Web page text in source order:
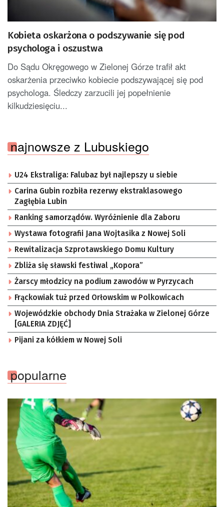
Kobieta oskarżona o podszywanie się pod
psychologa i oszustwa
Do Sądu Okręgowego w Zielonej Górze trafił akt
oskarżenia przeciwko kobiecie podszywającej się pod
psychologa. Śledczy zarzucili jej popełnienie
kilkudziesięciu...
najnowsze z Lubuskiego
U24 Ekstraliga: Falubaz był najlepszy u siebie
Carina Gubin rozbiła rezerwy ekstraklasowego
Zagłębia Lubin
Ranking samorządów. Wyróżnienie dla Zaboru
Wystawa fotografii Jana Wojtasika z Nowej Soli
Rewitalizacja Szprotawskiego Domu Kultury
Zbliża się sławski festiwal „Kopora”
Żarscy młodzicy na podium zawodów w Pyrzycach
Frąckowiak tuż przed Orłowskim w Polkowicach
Wojewódzkie obchody Dnia Strażaka w Zielonej Górze
[GALERIA ZDJĘĆ]
Pijani za kółkiem w Nowej Soli
popularne